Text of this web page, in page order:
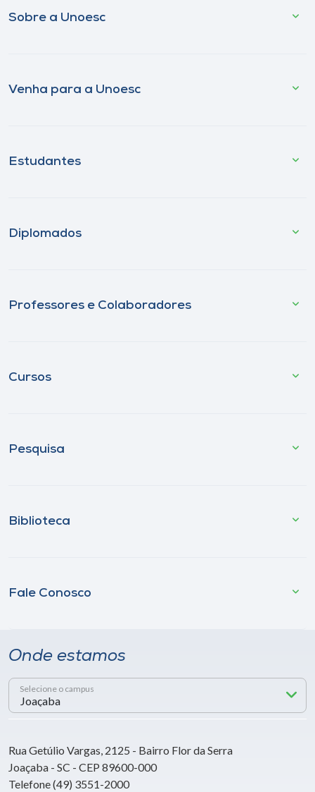
Sobre a Unoesc
Venha para a Unoesc
Estudantes
Diplomados
Professores e Colaboradores
Cursos
Pesquisa
Biblioteca
Fale Conosco
Onde estamos
Selecione o campus
Rua Getúlio Vargas, 2125 - Bairro Flor da Serra
Joaçaba - SC - CEP 89600-000
Telefone (49) 3551-2000